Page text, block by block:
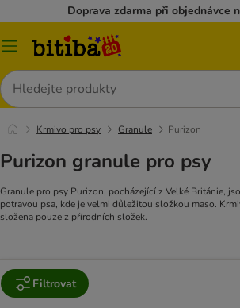
Doprava zdarma při objednávce
Kategorie
Hledat
Krmivo pro psy Granule Purizon
Purizon granule pro psy
Granule pro psy Purizon, pocházející z Velké Británie,
potravou psa, kde je velmi důležitou složkou maso.
složena pouze z přírodních složek.
Filtrovat